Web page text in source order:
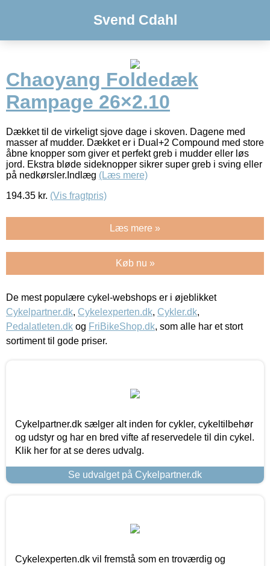
Svend Cdahl
Chaoyang Foldedæk
Rampage 26×2.10
Dækket til de virkeligt sjove dage i skoven. Dagene med
masser af mudder. Dækket er i Dual+2 Compound med store
åbne knopper som giver et perfekt greb i mudder eller løs
jord. Ekstra bløde sideknopper sikrer super greb i sving eller
på nedkørsler.Indlæg (Læs mere)
194.35 kr. (Vis fragtpris)
Læs mere »
Køb nu »
De mest populære cykel-webshops er i øjeblikket
Cykelpartner.dk, Cykelexperten.dk, Cykler.dk,
Pedalatleten.dk og FriBikeShop.dk, som alle har et stort
sortiment til gode priser.
Cykelpartner.dk sælger alt inden for cykler, cykeltilbehør
og udstyr og har en bred vifte af reservedele til din cykel.
Klik her for at se deres udvalg.
Se udvalget på Cykelpartner.dk
Cykelexperten.dk vil fremstå som en troværdig og